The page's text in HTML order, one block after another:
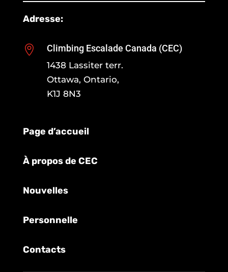
Adresse:
 Climbing Escalade Canada (CEC)
1438 Lassiter terr.
Ottawa, Ontario,
K1J 8N3
Page d’accueil
À propos de CEC
Nouvelles
Personnelle
Contacts